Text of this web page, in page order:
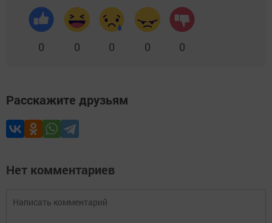
0 0 0 0 0
Расскажите друзьям
Нет комментариев